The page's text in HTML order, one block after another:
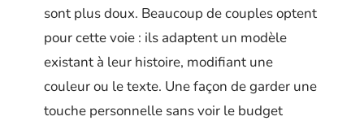
sont plus doux. Beaucoup de couples optent
pour cette voie : ils adaptent un modèle
existant à leur histoire, modifiant une
couleur ou le texte. Une façon de garder une
touche personnelle sans voir le budget